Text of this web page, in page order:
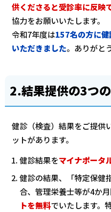
供くださると受診率に反映
協力をお願いいたします。
令和7年度は157名の方に
いただきました。ありがと
2.結果提供の3つ
健診（検査）結果をご提供
ットがあります。
健診結果をマイナポータ
健診の結果、「特定保健
合、管理栄養士等が4か
トを無料でいたします。